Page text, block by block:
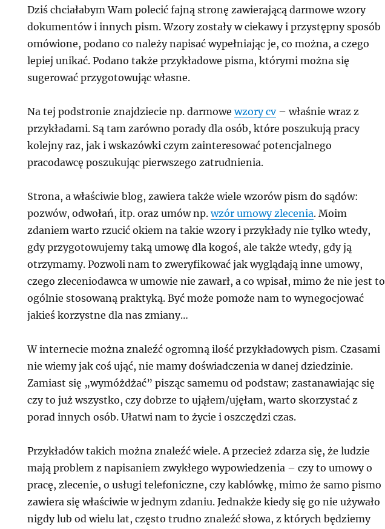
Dziś chciałabym Wam polecić fajną stronę zawierającą darmowe wzory
dokumentów i innych pism. Wzory zostały w ciekawy i przystępny sposób
omówione, podano co należy napisać wypełniając je, co można, a czego
lepiej unikać. Podano także przykładowe pisma, którymi można się
sugerować przygotowując własne.
Na tej podstronie znajdziecie np. darmowewzory cv– właśnie wraz z
przykładami. Są tam zarówno porady dla osób, które poszukują pracy
kolejny raz, jak i wskazówki czym zainteresować potencjalnego
pracodawcę poszukując pierwszego zatrudnienia.
Strona, a właściwie blog, zawiera także wiele wzorów pism do sądów:
pozwów, odwołań, itp. oraz umów np.wzór umowy zlecenia. Moim
zdaniem warto rzucić okiem na takie wzory i przykłady nie tylko wtedy,
gdy przygotowujemy taką umowę dla kogoś, ale także wtedy, gdy ją
otrzymamy. Pozwoli nam to zweryfikować jak wyglądają inne umowy,
czego zleceniodawca w umowie nie zawarł, a co wpisał, mimo że nie jest to
ogólnie stosowaną praktyką. Być może pomoże nam to wynegocjować
jakieś korzystne dla nas zmiany…
W internecie można znaleźć ogromną ilość przykładowych pism. Czasami
nie wiemy jak coś ująć, nie mamy doświadczenia w danej dziedzinie.
Zamiast się „wymóżdżać” pisząc samemu od podstaw; zastanawiając się
czy to już wszystko, czy dobrze to ująłem/ujęłam, warto skorzystać z
porad innych osób. Ułatwi nam to życie i oszczędzi czas.
Przykładów takich można znaleźć wiele. A przecież zdarza się, że ludzie
mają problem z napisaniem zwykłego wypowiedzenia – czy to umowy o
pracę, zlecenie, o usługi telefoniczne, czy kablówkę, mimo że samo pismo
zawiera się właściwie w jednym zdaniu. Jednakże kiedy się go nie używało
nigdy lub od wielu lat, często trudno znaleźć słowa, z których będziemy